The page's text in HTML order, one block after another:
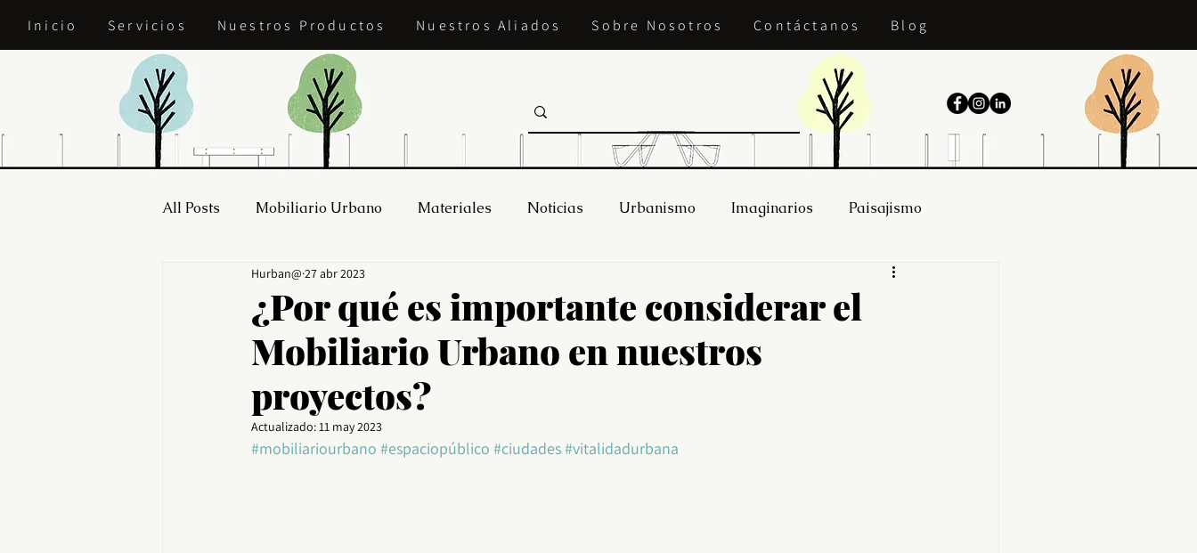
Inicio Servicios Nuestros Productos Nuestros Aliados Sobre Nosotros Contáctanos Blog
All Posts Mobiliario Urbano Materiales Noticias Urbanismo Imaginarios Paisajismo
¿Por qué es importante considerar el
Mobiliario Urbano en nuestros
proyectos?
Hurban@ 27 abr 2023
Actualizado:11 may 2023
#mobiliariourbano #espaciopúblico #ciudades#vitalidadurbana